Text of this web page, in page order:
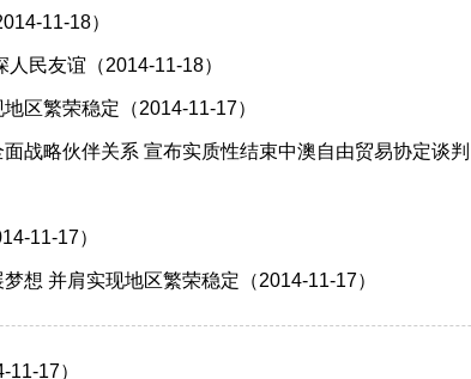
11-18）
民友谊（2014-11-18）
区繁荣稳定（2014-11-17）
战略伙伴关系 宣布实质性结束中澳自由贸易协定谈
11-17）
想 并肩实现地区繁荣稳定（2014-11-17）
17）